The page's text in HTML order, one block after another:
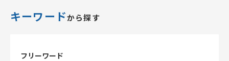
キーワードから探す
フリーワード